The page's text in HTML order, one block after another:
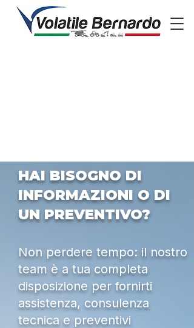
HAI BISOGNO DI
INFORMAZIONI O DI
UN PREVENTIVO?
Non perdere tempo: il nostro
team è a tua completa
disposizione per fornirti
assistenza, consulenza
tecnica e preventivi